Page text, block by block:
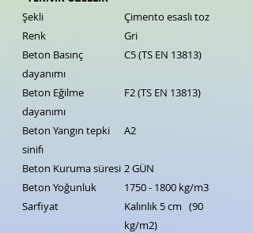
Şekli
Çimento esaslı toz
Renk
Gri
Beton Basınç
dayanımı
C5 (TS EN 13813)
Beton Eğilme
dayanımı
F2 (TS EN 13813)
Beton Yangın tepki
sinifı
A2
Beton Kuruma süresi 2 GÜN
Beton Yoğunluk
1750 - 1800 kg/m3
Sarfiyat
Kalınlık 5 cm (90
kg/m2)